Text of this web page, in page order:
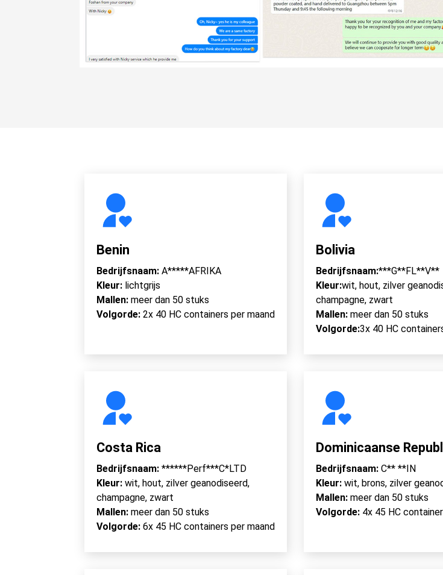
Benin
Bedrijfsnaam: A*****AFRIKA
Kleur: lichtgrijs
Mallen: meer dan 50 stuks
Volgorde: 2x 40 HC containers per maand
Bolivia
Bedrijfsnaam:***G**FL**V**
Kleur:wit, hout, zilver
champagne, zwart
Mallen: meer dan 50 stuks
Volgorde:3x 40 HC
Costa Rica
Bedrijfsnaam: ******Perf***C*LTD
Kleur: wit, hout, zilver geanodiseerd,
champagne, zwart
Mallen: meer dan 50 stuks
Volgorde: 6x 45 HC containers per maand
Dominicaanse
Bedrijfsnaam: C** **IN
Kleur: wit, brons, zilver
Mallen: meer dan 50 stuks
Volgorde: 4x 45 HC